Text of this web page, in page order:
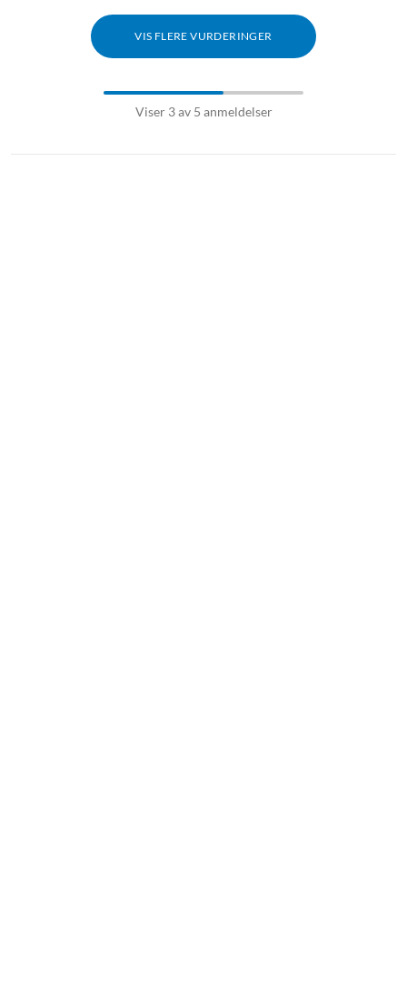
VIS FLERE VURDERINGER
Viser 3 av 5 anmeldelser